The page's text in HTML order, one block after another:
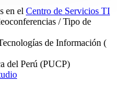
en el Centro de Servicios TI
/ Tipo de
de Información (
del Perú (PUCP)